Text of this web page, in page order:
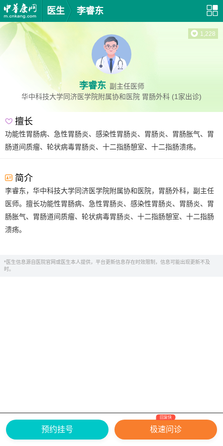
医生 李睿东
李睿东 副主任医师
华中科技大学同济医学院附属协和医院 胃肠外科 (1家出诊)
1,228
擅长
功能性胃肠病、急性胃肠炎、感染性胃肠炎、胃肠炎、胃肠胀气、胃
肠道间质瘤、轮状病毒胃肠炎、十二指肠憩室、十二指肠溃疡。
简介
李睿东，华中科技大学同济医学院附属协和医院，胃肠外科，副主任
医师。擅长功能性胃肠病、急性胃肠炎、感染性胃肠炎、胃肠炎、胃
肠胀气、胃肠道间质瘤、轮状病毒胃肠炎、十二指肠憩室、十二指肠
溃疡。
*医生信息源自医院官网或医生本人提供，平台更新信息存在时效限制，信息可能出现更新不及
时。
网上有害信息举报专区
关于我们
Copyright ©
2026 中华康网 版权所有
预约挂号 极速问诊
回复快